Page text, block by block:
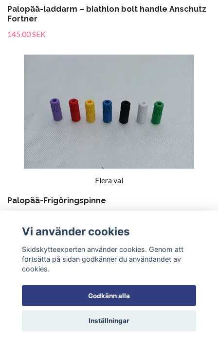
Palopää-laddarm – biathlon bolt handle Anschutz
Fortner
145.00 SEK
Flera val
Palopää-Frigöringspinne
Vi använder cookies
Skidskytteexperten använder cookies. Genom att
fortsätta på sidan godkänner du användandet av
cookies.
Godkänn alla
Inställningar